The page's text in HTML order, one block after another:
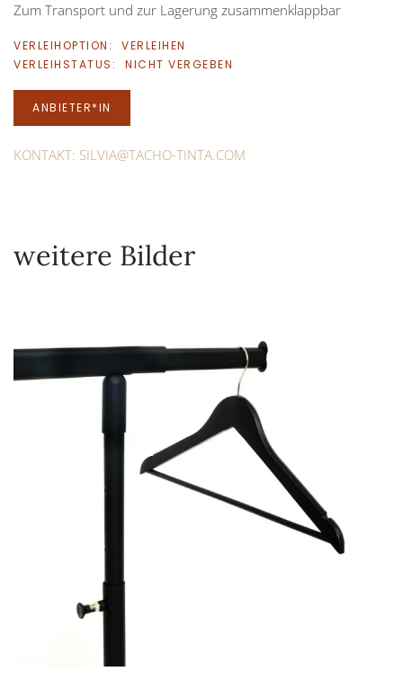
Zum Transport und zur Lagerung zusammenklappbar
VERLEIHOPTION:
VERLEIHEN
VERLEIHSTATUS:
NICHT VERGEBEN
ANBIETER*IN
KONTAKT: SILVIA@TACHO-TINTA.COM
weitere Bilder
VERGRÖSSERN